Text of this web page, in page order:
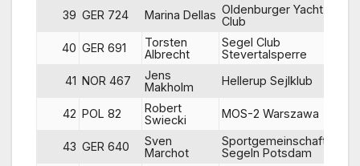
39 GER 724 Marina Dellas Oldenburger Yacht
Club
40 GER 691
Torsten
Albrecht
Segel Club
Stevertalsperre
41 NOR 467
Jens
Makholm
Hellerup Sejlklub
42 POL 82
Robert
Swiecki
MOS-2 Warszawa
43 GER 640
Sven
Marchot
Sportgemeinschaft
Segeln Potsdam